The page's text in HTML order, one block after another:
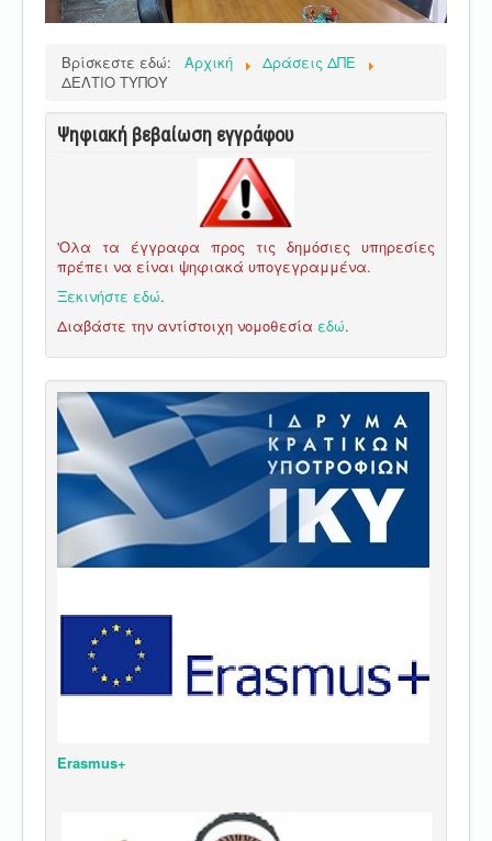
Βρίσκεστε εδώ: Αρχική
Δράσεις ΔΠΕ
ΔΕΛΤΙΟ ΤΥΠΟΥ
Ψηφιακή βεβαίωση εγγράφου
'Ολα τα έγγραφα προς τις δημόσιες υπηρεσίες
πρέπει να είναι ψηφιακά υπογεγραμμένα.
Ξεκινήστε εδώ.
Διαβάστε την αντίστοιχη νομοθεσία εδώ.
Erasmus+